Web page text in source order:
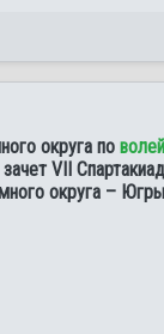
округа по
VII
округа –